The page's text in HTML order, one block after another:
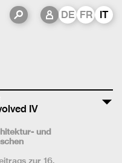
DE FR IT
IV
und
zur 16.